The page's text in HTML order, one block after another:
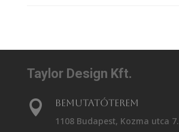
Taylor Design Kft.

Bemutatóterem
1108 Budapest, Kozma utca 7.